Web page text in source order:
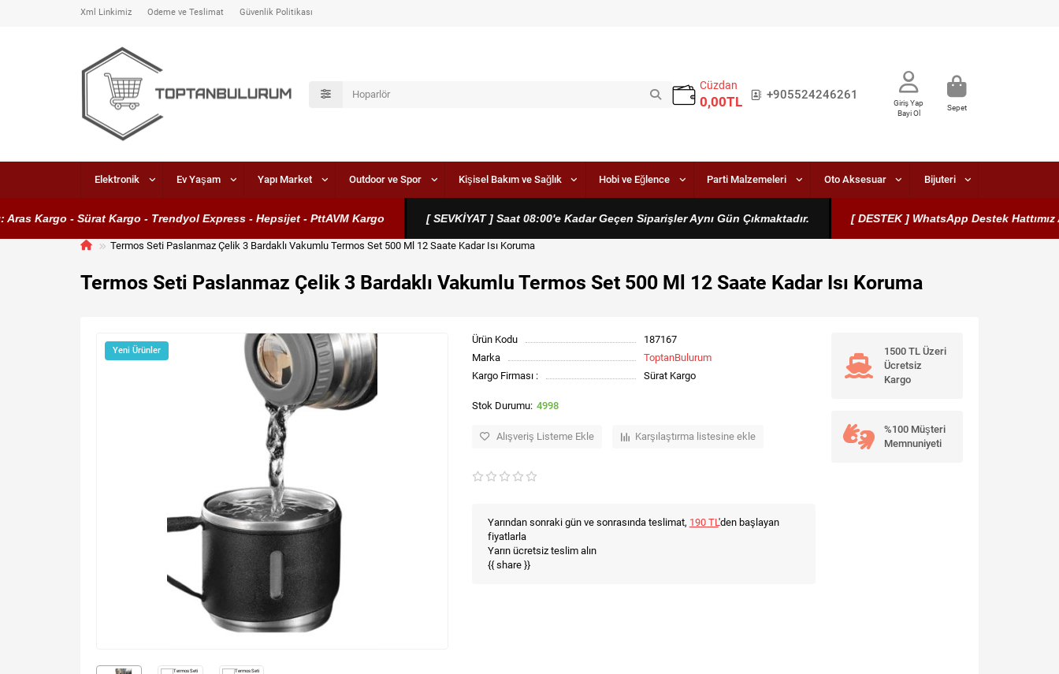
Xml Linkimiz Ödeme ve Teslimat Güvenlik Politikası
Cüzdan
0,00TL +905524246261
Giriş Yap
Bayi Ol
Sepet
Elektronik Ev Yaşam Yapı Market Outdoor ve Spor Kişisel Bakım ve Sağlık Hobi ve Eğlence Parti Malzemeleri Oto Aksesuar Bijuteri
Kargo - Sürat Kargo - Trendyol Express - Hepsijet - PttAVM Kargo [ SEVKİYAT ] Saat 08:00'e Kadar Geçen Siparişler Aynı Gün Çıkmaktadır. [ DESTEK ] WhatsApp Destek Hattımız
Termos Seti Paslanmaz Çelik 3 Bardaklı Vakumlu Termos Set 500 Ml 12 Saate Kadar Isı Koruma
Termos Seti Paslanmaz Çelik 3 Bardaklı Vakumlu Termos Set 500 Ml 12 Saate Kadar Isı Koruma
Yeni Ürünler
Ürün Kodu
187167
Marka
ToptanBulurum
Kargo Firması :
Sürat Kargo
4998
Alışveriş Listeme Ekle Karşılaştırma listesine ekle
Yarından sonraki gün ve sonrasında teslimat, 190 TL'den başlayan
fiyatlarla
Yarın ücretsiz teslim alın
{{ share }}
1500 TL Üzeri
Ücretsiz
Kargo
%100 Müşteri
Memnuniyeti